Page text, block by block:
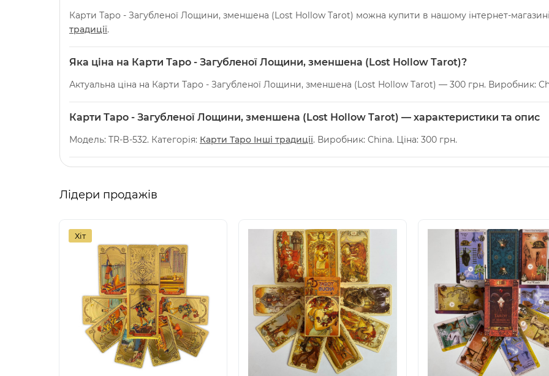
Карти Таро - Загубленої Лощини, зменшена (Lost Hollow Tarot) можна купити в нашому інтернет-
традиції.
Яка ціна на Карти Таро - Загубленої Лощини, зменшена (Lost Hollow Tarot)?
Актуальна ціна на Карти Таро - Загубленої Лощини, зменшена (Lost Hollow Tarot) — 300 грн. Виробник:
Карти Таро - Загубленої Лощини, зменшена (Lost Hollow Tarot) — характеристики та опис
Модель: TR-B-532. Категорія: Карти Таро Інші традиції. Виробник: China. Ціна: 300 грн.
Лідери продажів
Хіт